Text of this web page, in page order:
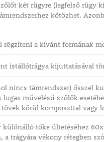
két rügyre (legfelső
kötözhet.
rögzíteni a kívánt formának
istállótrágya kijuttatásával
nincs támrendszer) ősszel
művelésű szőlők
körül komposzttal vagy
tőke ültetéséhez
trágyára vékony rétegben